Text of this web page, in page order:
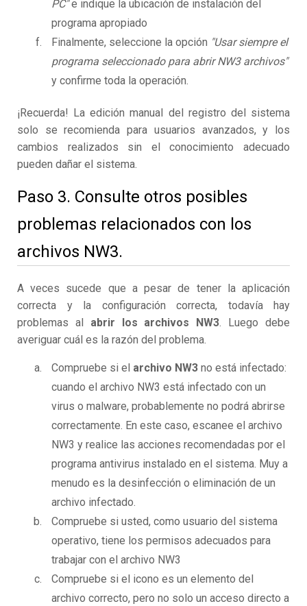
PC"e indique la ubicación de instalación del
programa apropiado
Finalmente, seleccione la opción "Usar siempre el
programa seleccionado para abrir NW3 archivos"
y confirme toda la operación.
¡Recuerda! La edición manual del registro del sistema
solo se recomienda para usuarios avanzados, y los
cambios realizados sin el conocimiento adecuado
pueden dañar el sistema.
Paso 3. Consulte otros posibles
problemas relacionados con los
archivos NW3.
A veces sucede que a pesar de tener la aplicación
correcta y la configuración correcta, todavía hay
problemas al abrir los archivos NW3. Luego debe
averiguar cuál es la razón del problema.
Compruebe si el archivo NW3 no está infectado:
cuando el archivo NW3 está infectado con un
virus o malware, probablemente no podrá abrirse
correctamente. En este caso, escanee el archivo
NW3 y realice las acciones recomendadas por el
programa antivirus instalado en el sistema. Muy a
menudo es la desinfección o eliminación de un
archivo infectado.
Compruebe si usted, como usuario del sistema
operativo, tiene los permisos adecuados para
trabajar con el archivo NW3
Compruebe si el icono es un elemento del
archivo correcto, pero no solo un acceso directo a